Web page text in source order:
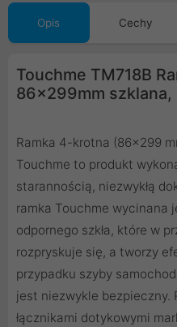
Opis Cechy
Touchme TM718B
86x299mm szklana,
Ramka 4-krotna (86x299
Touchme to produkt
starannością, niezwykłą
ramka Touchme wycinana
odpornego szkła, które w
rozpryskuje się, a tworzy
przypadku szyby
jest niezwykle bezpieczny.
łącznikami dotykowymi